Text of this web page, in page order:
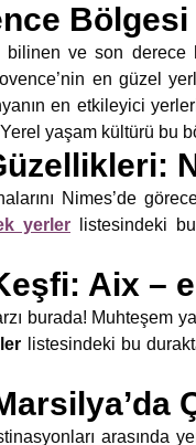
Bölgesi
bilinen ve son
en güzel
en etkileyici
yaşam kültürü bu
Nimes’de
yerler
listesindeki
Aix –
burada! Muhteşem
listesindeki bu
arasında